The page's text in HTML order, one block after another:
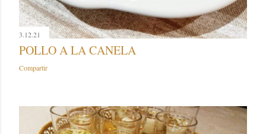
3.12.21
POLLO A LA CANELA
Compartir